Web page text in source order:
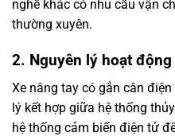
nghề khác có nhu cầu vận
thường xuyên.
2. Nguyên lý hoạt động
Xe nâng tay có gắn cân
lý kết hợp giữa hệ thống
hệ thống cảm biến điện tử